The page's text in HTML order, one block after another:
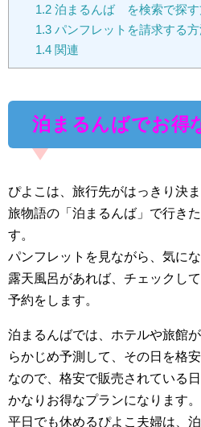
1.2泊まるんば を検索で探す
1.3パンフレットを請求する
1.4関連
泊まるんばでお得
ぴよこは、旅行先がはっきり決
旅物語の「泊まるんば」で行き
す。
パンフレットを見ながら、気に
露天風呂があれば、チェックし
予約をします。
泊まるんばでは、ホテルや旅館
らかじめ予測して、その日を格
なので、格安で販売されている
かなりお得なプランになります。
平日でも休めるぴよこ夫婦は、